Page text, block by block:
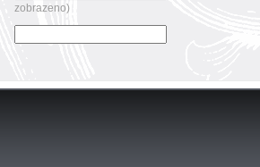
zobrazeno)